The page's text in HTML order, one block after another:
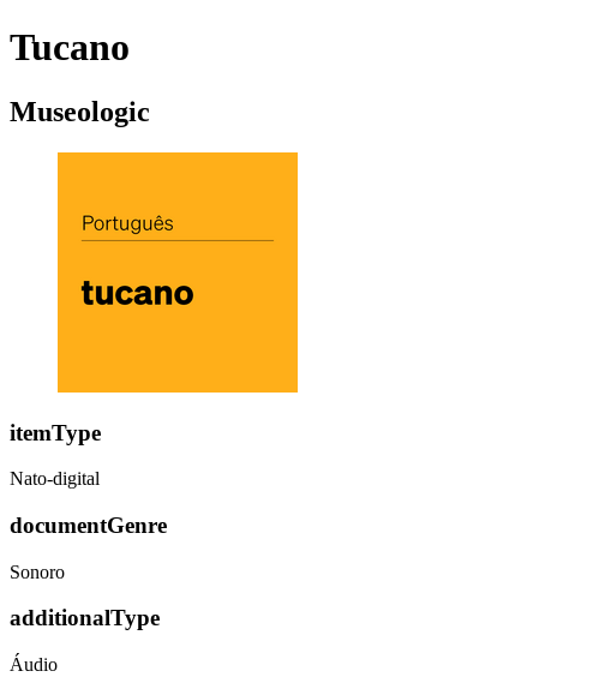
Tucano
Museologic
itemType
Nato-digital
documentGenre
Sonoro
additionalType
Áudio